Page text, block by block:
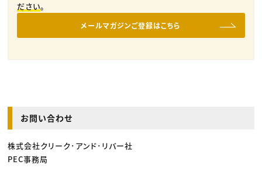
ださい。
メールマガジンご登録はこちら
お問い合わせ
株式会社クリーク･アンド･リバー社
PEC事務局